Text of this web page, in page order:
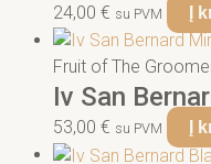
24,00 € su PVM Į
Fruit of The
Iv San
53,00 € su PVM Į